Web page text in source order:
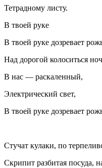
Тетрадному листу.
В твоей руке
В твоей руке дозревает
Над дорогой колоситься
В нас — раскаленный,
Электрический свет,
В твоей руке дозревает
Стучат кулаки, по
Скрипит разбитая посуда,